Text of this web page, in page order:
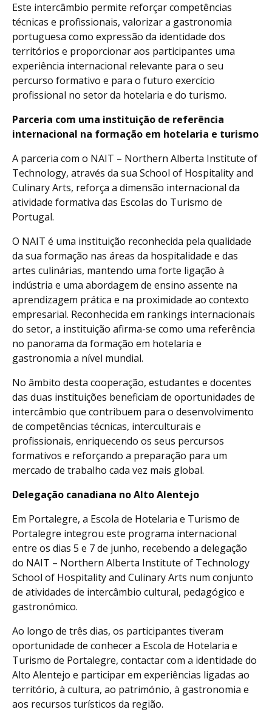
Este intercâmbio permite reforçar competências
técnicas e profissionais, valorizar a gastronomia
portuguesa como expressão da identidade dos
territórios e proporcionar aos participantes uma
experiência internacional relevante para o seu
percurso formativo e para o futuro exercício
profissional no setor da hotelaria e do turismo.
Parceria com uma instituição de referência
internacional na formação em hotelaria e turismo
A parceria com o NAIT – Northern Alberta Institute of
Technology, através da sua School of Hospitality and
Culinary Arts, reforça a dimensão internacional da
atividade formativa das Escolas do Turismo de
Portugal.
O NAIT é uma instituição reconhecida pela qualidade
da sua formação nas áreas da hospitalidade e das
artes culinárias, mantendo uma forte ligação à
indústria e uma abordagem de ensino assente na
aprendizagem prática e na proximidade ao contexto
empresarial. Reconhecida em rankings internacionais
do setor, a instituição afirma-se como uma referência
no panorama da formação em hotelaria e
gastronomia a nível mundial.
No âmbito desta cooperação, estudantes e docentes
das duas instituições beneficiam de oportunidades de
intercâmbio que contribuem para o desenvolvimento
de competências técnicas, interculturais e
profissionais, enriquecendo os seus percursos
formativos e reforçando a preparação para um
mercado de trabalho cada vez mais global.
Delegação canadiana no Alto Alentejo
Em Portalegre, a Escola de Hotelaria e Turismo de
Portalegre integrou este programa internacional
entre os dias 5 e 7 de junho, recebendo a delegação
do NAIT – Northern Alberta Institute of Technology
School of Hospitality and Culinary Arts num conjunto
de atividades de intercâmbio cultural, pedagógico e
gastronómico.
Ao longo de três dias, os participantes tiveram
oportunidade de conhecer a Escola de Hotelaria e
Turismo de Portalegre, contactar com a identidade do
Alto Alentejo e participar em experiências ligadas ao
território, à cultura, ao património, à gastronomia e
aos recursos turísticos da região.